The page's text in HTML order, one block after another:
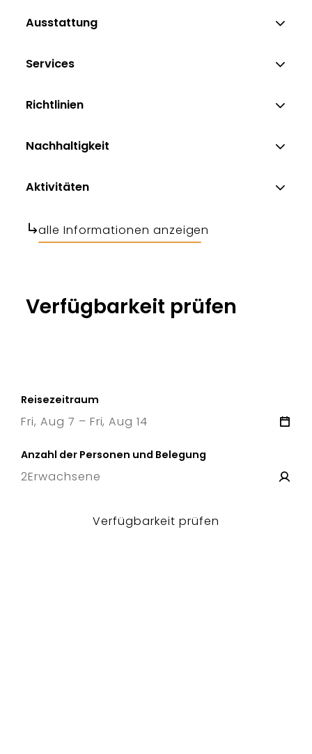
Ausstattung
Services
Richtlinien
Nachhaltigkeit
Aktivitäten
alle Informationen anzeigen
Verfügbarkeit prüfen
Reisezeitraum
Fri, Aug 7 – Fri, Aug 14
Anzahl der Personen und Belegung
2Erwachsene
Verfügbarkeit prüfen